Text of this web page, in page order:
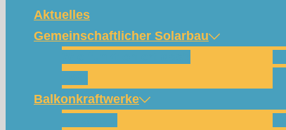
Aktuelles
Gemeinschaftlicher Solarbau
Balkonkraftwerke